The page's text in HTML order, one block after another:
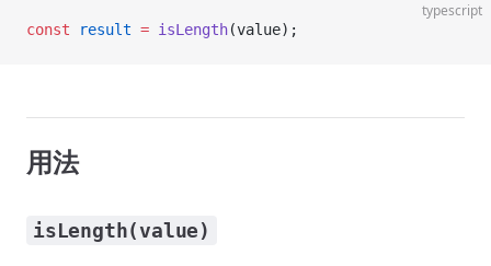
typescript
const result = isLength(value);
用法
isLength(value)